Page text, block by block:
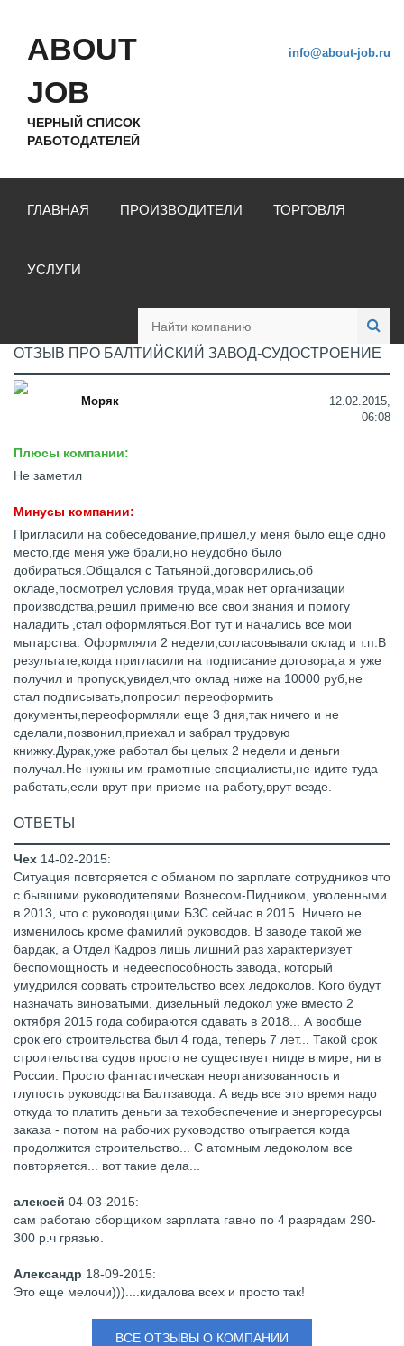
ABOUT
JOB
ЧЕРНЫЙ СПИСОК
РАБОТОДАТЕЛЕЙ
info@about-job.ru
ГЛАВНАЯ ПРОИЗВОДИТЕЛИ ТОРГОВЛЯ
УСЛУГИ
ОТЗЫВ ПРО БАЛТИЙСКИЙ ЗАВОД-СУДОСТРОЕНИЕ
Моряк
12.02.2015,
06:08
Плюсы компании:
Не заметил
Минусы компании:
Пригласили на собеседование,пришел,у меня было еще одно
место,где меня уже брали,но неудобно было
добираться.Общался с Татьяной,договорились,об
окладе,посмотрел условия труда,мрак нет организации
производства,решил применю все свои знания и помогу
наладить ,стал оформляться.Вот тут и начались все мои
мытарства. Оформляли 2 недели,согласовывали оклад и т.п.В
результате,когда пригласили на подписание договора,а я уже
получил и пропуск,увидел,что оклад ниже на 10000 руб,не
стал подписывать,попросил переоформить
документы,переоформляли еще 3 дня,так ничего и не
сделали,позвонил,приехал и забрал трудовую
книжку.Дурак,уже работал бы целых 2 недели и деньги
получал.Не нужны им грамотные специалисты,не идите туда
работать,если врут при приеме на работу,врут везде.
ОТВЕТЫ
Чех 14-02-2015:
Ситуация повторяется с обманом по зарплате сотрудников что
с бывшими руководителями Вознесом-Пидником, уволенными
в 2013, что с руководящими БЗС сейчас в 2015. Ничего не
изменилось кроме фамилий руководов. В заводе такой же
бардак, а Отдел Кадров лишь лишний раз характеризует
беспомощность и недееспособность завода, который
умудрился сорвать строительство всех ледоколов. Кого будут
назначать виноватыми, дизельный ледокол уже вместо 2
октября 2015 года собираются сдавать в 2018... А вообще
срок его строительства был 4 года, теперь 7 лет... Такой срок
строительства судов просто не существует нигде в мире, ни в
России. Просто фантастическая неорганизованность и
глупость руководства Балтзавода. А ведь все это время надо
откуда то платить деньги за техобеспечение и энергоресурсы
заказа - потом на рабочих руководство отыграется когда
продолжится строительство... С атомным ледоколом все
повторяется... вот такие дела...
алексей 04-03-2015:
сам работаю сборщиком зарплата гавно по 4 разрядам 290-
300 р.ч грязью.
Александр 18-09-2015:
Это еще мелочи)))....кидалова всех и просто так!
ВСЕ ОТЗЫВЫ О КОМПАНИИ